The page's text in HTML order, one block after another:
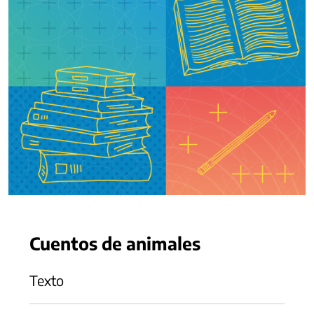
Cuentos de animales
Texto